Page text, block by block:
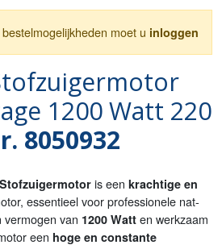
moet u inloggen
1200 Watt 220
8050932
is een krachtige en
essentieel voor professionele nat-
van 1200 Watt en werkzaam
een hoge en constante